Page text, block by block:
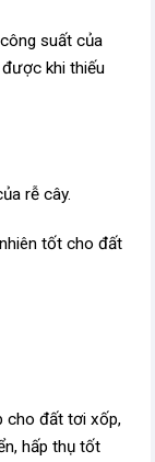
suất của
khi thiếu
rễ cây.
tốt cho đất
cho đất tơi xốp,
hấp thụ tốt